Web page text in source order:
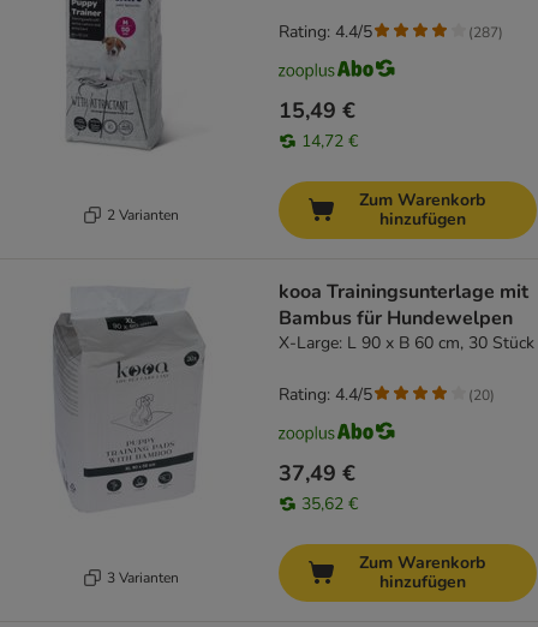
2 Varianten
15,49 €
14,72 €
Rating: 4.4/5 (287)
Zum Warenkorb
hinzufügen
3 Varianten
kooa Trainingsunterlage mit
Bambus für Hundewelpen
X-Large: L 90 x B 60 cm, 30 Stück
37,49 €
35,62 €
Rating: 4.4/5 (20)
Zum Warenkorb
hinzufügen